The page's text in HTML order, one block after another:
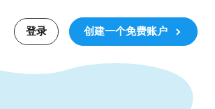
登录 创建一个免费账户